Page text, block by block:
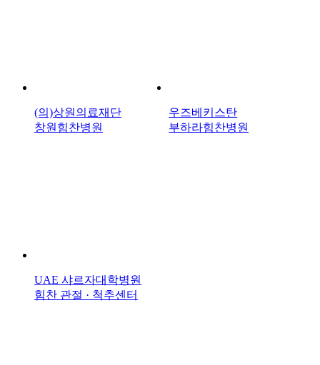
(의)상원의료재단
창원힘찬병원
우즈베키스탄
부하라힘찬병원
UAE 샤르자대학병원
힘찬 관절 · 척추센터